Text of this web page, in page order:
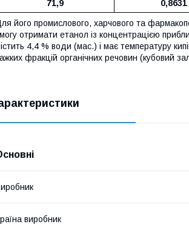
71,9
0,8631
його промислового, харчового та
отримати етанол із концентрацією
4,4 % води (мас.) і має температуру
фракцій органічних речовин (кубовий
виробник